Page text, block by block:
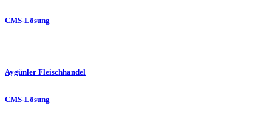
CMS-Lösung
Aygünler Fleischhandel
CMS-Lösung